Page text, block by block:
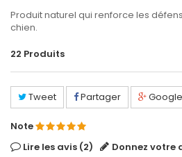
Produit naturel qui renforce les
chien.
22 Produits
Tweet Partager
Note
Lire les avis (2)
Donnez votre